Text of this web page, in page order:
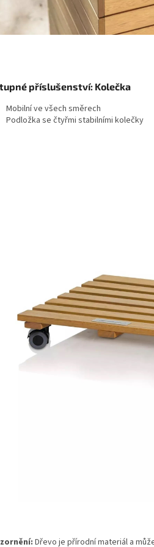
příslušenství: Kolečka
Mobilní ve všech směrech
Podložka se čtyřmi stabilními kolečky
Dřevo je přírodní materiál a